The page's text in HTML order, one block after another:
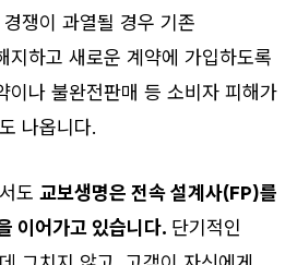
쟁이 과열될 경우 기존
지하고 새로운 계약에 가입하도록
이나 불완전판매 등 소비자 피해가
나옵니다.
도 교보생명은 전속 설계사(FP)를
이어가고 있습니다. 단기적인